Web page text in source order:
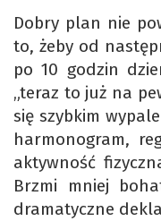
Dobry plan nie
to, żeby od
po 10 godzin
„teraz to już na
się szybkim
harmonogram,
aktywność
Brzmi mniej
dramatyczne